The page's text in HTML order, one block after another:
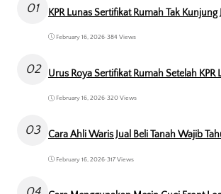
01 KPR Lunas Sertifikat Rumah Tak Kunjung
February 16, 2026•384 Views
02 Urus Roya Sertifikat Rumah Setelah KPR
February 16, 2026•320 Views
03 Cara Ahli Waris Jual Beli Tanah Wajib
February 16, 2026• 317 Views